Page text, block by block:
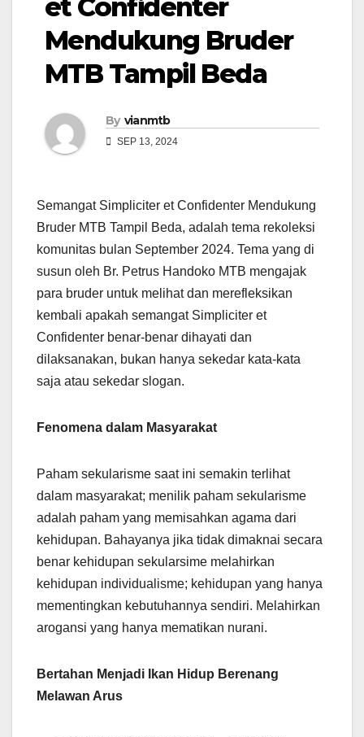
et Confidenter
Mendukung Bruder
MTB Tampil Beda
By vianmtb
SEP 13, 2024
Semangat Simpliciter et Confidenter Mendukung
Bruder MTB Tampil Beda, adalah tema rekoleksi
komunitas bulan September 2024. Tema yang di
susun oleh Br. Petrus Handoko MTB mengajak
para bruder untuk melihat dan merefleksikan
kembali apakah semangat Simpliciter et
Confidenter benar-benar dihayati dan
dilaksanakan, bukan hanya sekedar kata-kata
saja atau sekedar slogan.
Fenomena dalam Masyarakat
Paham sekularisme saat ini semakin terlihat
dalam masyarakat; menilik paham sekularisme
adalah paham yang memisahkan agama dari
kehidupan. Bahayanya jika tidak dimaknai secara
benar kehidupan sekularsime melahirkan
kehidupan individualisme; kehidupan yang hanya
mementingkan kebutuhannya sendiri. Melahirkan
arogansi yang hanya mematikan nurani.
Bertahan Menjadi Ikan Hidup Berenang
Melawan Arus